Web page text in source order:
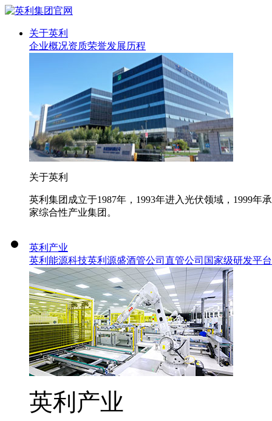
关于英利
企业概况资质荣誉发展历程
关于英利
英利集团成立于1987年，1993年进入光伏领域，1999
家综合性产业集团。
英利产业
英利能源科技英利源盛酒管公司 直管公司 国家级研发平台
英利产业